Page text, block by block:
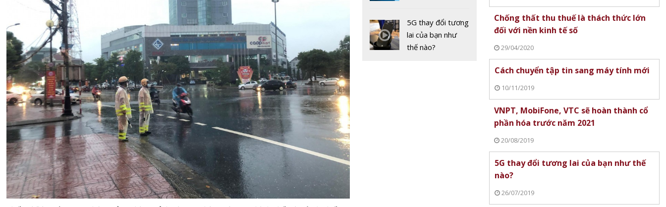
5G thay đổi tương
lai của bạn như
thế nào?
Chống thất thu thuế là thách thức lớn
đối với nền kinh tế số
29/04/2020
Cách chuyển tập tin sang máy tính mới
10/11/2019
VNPT, MobiFone, VTC sẽ hoàn thành cổ
phần hóa trước năm 2021
20/08/2019
5G thay đổi tương lai của bạn như thế
nào?
26/07/2019